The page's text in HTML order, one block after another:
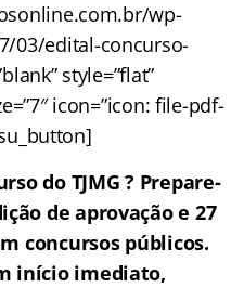
wp-
03/edital-concurso-
style=”flat”
icon=”icon: file-pdf-
do TJMG ? Prepare-
de aprovação e 27
concursos públicos.
início imediato,